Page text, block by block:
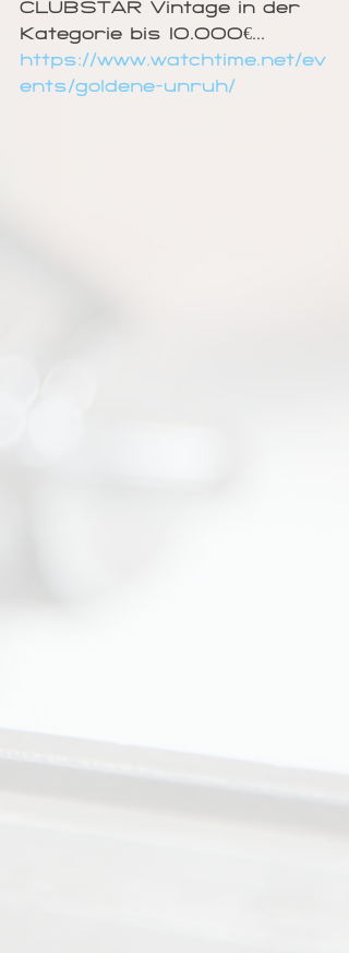
CLUBSTAR Vintage in der
Kategorie bis 10.000€...
https://www.watchtime.net/ev
ents/goldene-unruh/